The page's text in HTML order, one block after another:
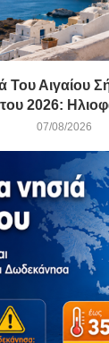
Του Αιγαίου
2026:
07/08/2026